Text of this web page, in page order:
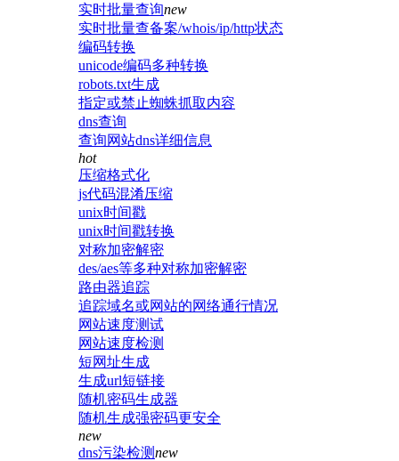
实时批量查询new
实时批量查备案/whois/ip/http状态
编码转换
unicode编码多种转换
robots.txt生成
指定或禁止蜘蛛抓取内容
dns查询
查询网站dns详细信息
hot
压缩格式化
js代码混淆压缩
unix时间戳
unix时间戳转换
对称加密解密
des/aes等多种对称加密解密
路由器追踪
追踪域名或网站的网络通行情况
网站速度测试
网站速度检测
短网址生成
生成url短链接
随机密码生成器
随机生成强密码更安全
new
dns污染检测new